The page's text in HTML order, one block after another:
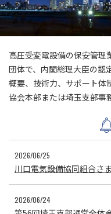
高圧受変電設備の保安管理
団体で、内閣総理大臣の認
概要、技術力、サポート体
協会本部または埼玉支部事
2026/06/25
川口電気設備協同組合さ
2026/06/24